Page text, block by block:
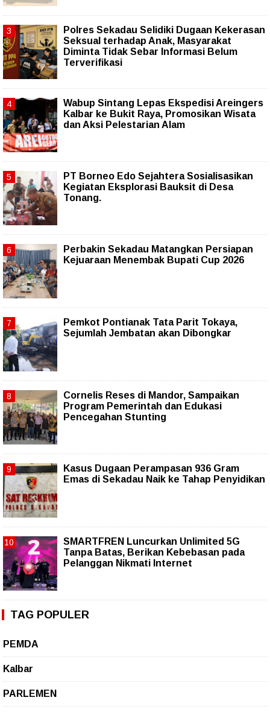
Polres Sekadau Selidiki Dugaan Kekerasan
Seksual terhadap Anak, Masyarakat
Diminta Tidak Sebar Informasi Belum
Terverifikasi
Wabup Sintang Lepas Ekspedisi Areingers
Kalbar ke Bukit Raya, Promosikan Wisata
dan Aksi Pelestarian Alam
PT Borneo Edo Sejahtera Sosialisasikan
Kegiatan Eksplorasi Bauksit di Desa
Tonang.
Perbakin Sekadau Matangkan Persiapan
Kejuaraan Menembak Bupati Cup 2026
Pemkot Pontianak Tata Parit Tokaya,
Sejumlah Jembatan akan Dibongkar
Cornelis Reses di Mandor, Sampaikan
Program Pemerintah dan Edukasi
Pencegahan Stunting
Kasus Dugaan Perampasan 936 Gram
Emas di Sekadau Naik ke Tahap Penyidikan
SMARTFREN Luncurkan Unlimited 5G
Tanpa Batas, Berikan Kebebasan pada
Pelanggan Nikmati Internet
TAG POPULER
PEMDA
Kalbar
PARLEMEN